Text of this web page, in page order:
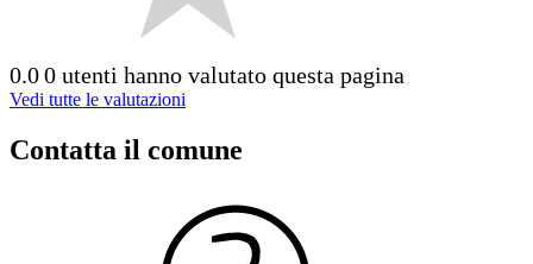
0.00 utenti hanno valutato questa pagina
Vedi tutte le valutazioni
Contatta il comune